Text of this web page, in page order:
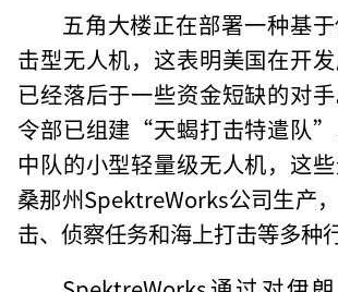
五角大楼正在部署一种基
击型无人机，这表明美国在开
已经落后于一些资金短缺的对
令部已组建“天蝎打击特遣队”
中队的小型轻量级无人机，这
桑那州SpektreWorks公司生产
击、侦察任务和海上打击等多种